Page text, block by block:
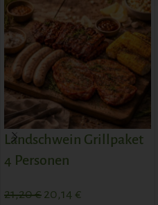
Landschwein Grillpaket
4 Personen
21,20€ 20,14 €